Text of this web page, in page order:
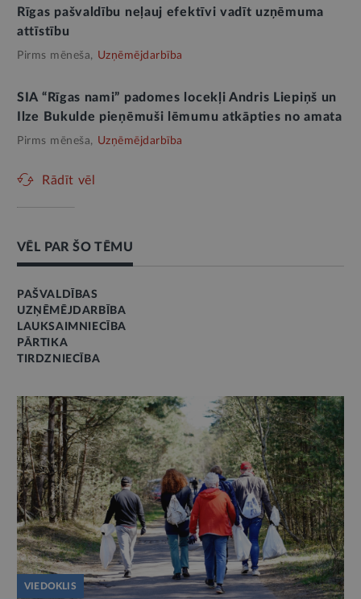
Rīgas pašvaldību neļauj efektīvi vadīt uzņēmuma
attīstību
Pirms mēneša, Uzņēmējdarbība
SIA “Rīgas nami” padomes locekļi Andris Liepiņš un
Ilze Bukulde pieņēmuši lēmumu atkāpties no amata
Pirms mēneša, Uzņēmējdarbība
Rādīt vēl
VĒL PAR ŠO TĒMU
PAŠVALDĪBAS
UZŅĒMĒJDARBĪBA
LAUKSAIMNIECĪBA
PĀRTIKA
TIRDZNIECĪBA
VIEDOKLIS